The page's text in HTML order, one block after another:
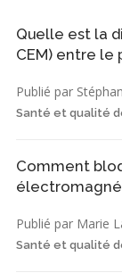
Quelle est la
CEM) entre
Publié par
Santé et qualité
Comment
Publié par Marie
Santé et qualité